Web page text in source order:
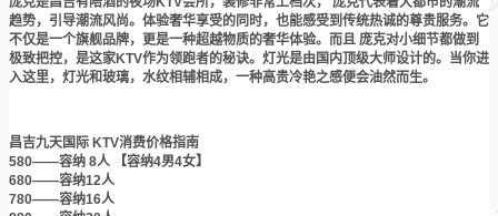
趋势，引导潮流风尚。体验奢华享受的同时，也能感受到传统热诚的尊贵服务。它
不仅是一个旗舰品牌，更是一种超越物质的奢华体验。而且 庞克对小细节都做到
极致把控，是这家KTV作为领跑者的秘诀。灯光是由国内顶级大师设计的。当你进
入这里，灯光和玻璃，水纹相辅相成，一种高贵冷艳之感便会油然而生。
昌吉九天国际 KTV消费价格指南
580——容纳 8人 【容纳4男4女】
680——容纳12人
780——容纳16人